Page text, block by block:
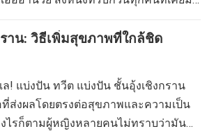
ถึงสิ่งที่สามารถทำได้เพื่อหลีกเลี่ยง โรค
จากไวรัส varicella-zoster ซึ่งเป็นไวรัส
อีสุกอีใส ความแตกต่างระหว่างทั้งสอง
การเปิดใช้งานไวรัสดั้งเดิมอีกครั้งรวม
เป็นสิ่งที่ไม่พึงประสงค์อย่างยิ่งสำหรับทุก
วามเจ็บปวดเป็นผลมาจากผื่นผิวหนังที่
าน: วิธีเพิ่มสุขภาพที่ใกล้ชิด
! แบ่งปัน ทวีต แบ่งปัน ชั้นอุ้งเชิงกราน
ที่ส่งผลโดยตรงต่อสุขภาพและความเป็น
ไรก็ตามผู้หญิงหลายคนไม่ทราบว่ามัน